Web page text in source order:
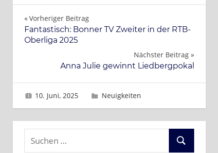
Beitragsnavigation
Vorheriger Beitrag
Fantastisch: Bonner TV Zweiter in der RTB-
Oberliga 2025
Nächster Beitrag
Anna Julie gewinnt Liedbergpokal
10. Juni, 2025 Brigitte
Neuigkeiten
Suchen
Suchen